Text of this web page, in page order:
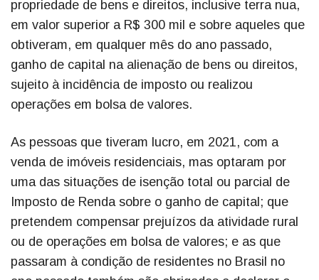
propriedade de bens e direitos, inclusive terra nua,
em valor superior a R$ 300 mil e sobre aqueles que
obtiveram, em qualquer mês do ano passado,
ganho de capital na alienação de bens ou direitos,
sujeito à incidência de imposto ou realizou
operações em bolsa de valores.
As pessoas que tiveram lucro, em 2021, com a
venda de imóveis residenciais, mas optaram por
uma das situações de isenção total ou parcial de
Imposto de Renda sobre o ganho de capital; que
pretendem compensar prejuízos da atividade rural
ou de operações em bolsa de valores; e as que
passaram à condição de residentes no Brasil no